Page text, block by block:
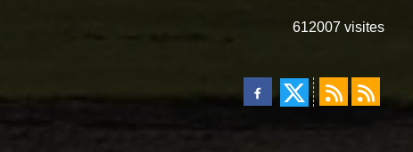
612007 visites